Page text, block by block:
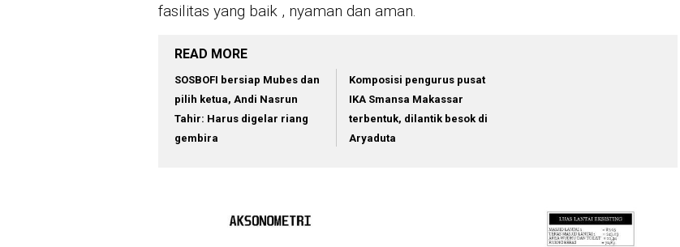
fasilitas yang baik , nyaman dan aman.
READ MORE
SOSBOFI bersiap Mubes dan
pilih ketua, Andi Nasrun
Tahir: Harus digelar riang
gembira
Komposisi pengurus pusat
IKA Smansa Makassar
terbentuk, dilantik besok di
Aryaduta